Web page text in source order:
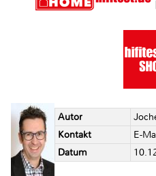
Autor
Kontakt
E-
Datum